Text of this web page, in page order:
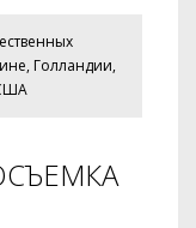
Голландии,